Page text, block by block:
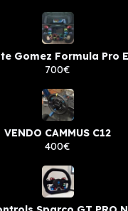
Gomez Formula Pro
700€
VENDO CAMMUS C12
400€